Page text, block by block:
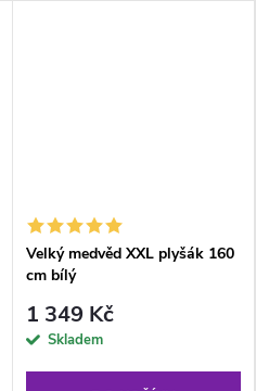
Velký medvěd XXL plyšák 160
cm bílý
1 349 Kč
Skladem